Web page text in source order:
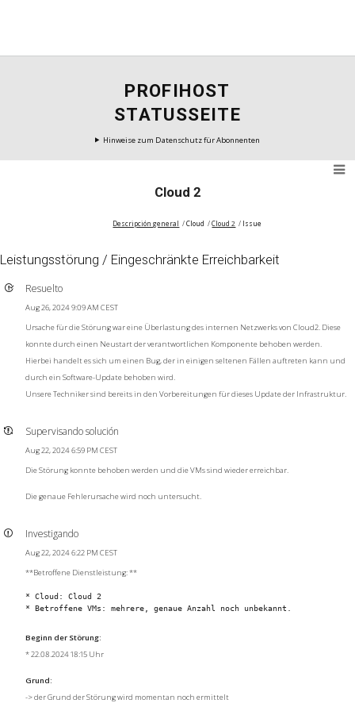
PROFIHOST
STATUSSEITE
Hinweise zum Datenschutz für Abonnenten
Cloud 2
Descripción general Cloud Cloud 2 Issue
Leistungsstörung / Eingeschränkte Erreichbarkeit
Resuelto
Aug 26, 2024 9:09 AM CEST
Ursache für die Störung war eine Überlastung des internen Netzwerks von Cloud2. Diese
konnte durch einen Neustart der verantwortlichen Komponente behoben werden.
Hierbei handelt es sich um einen Bug, der in einigen seltenen Fällen auftreten kann und
durch ein Software-Update behoben wird.
Unsere Techniker sind bereits in den Vorbereitungen für dieses Update der Infrastruktur.
Supervisando solución
Aug 22, 2024 6:59 PM CEST
Die Störung konnte behoben werden und die VMs sind wieder erreichbar.
Die genaue Fehlerursache wird noch untersucht.
Investigando
Aug 22, 2024 6:22 PM CEST
**Betroffene Dienstleistung: **
* Cloud: Cloud 2
Beginn der Störung:
* 22.08.2024 18:15 Uhr
Grund:
-> der Grund der Störung wird momentan noch ermittelt